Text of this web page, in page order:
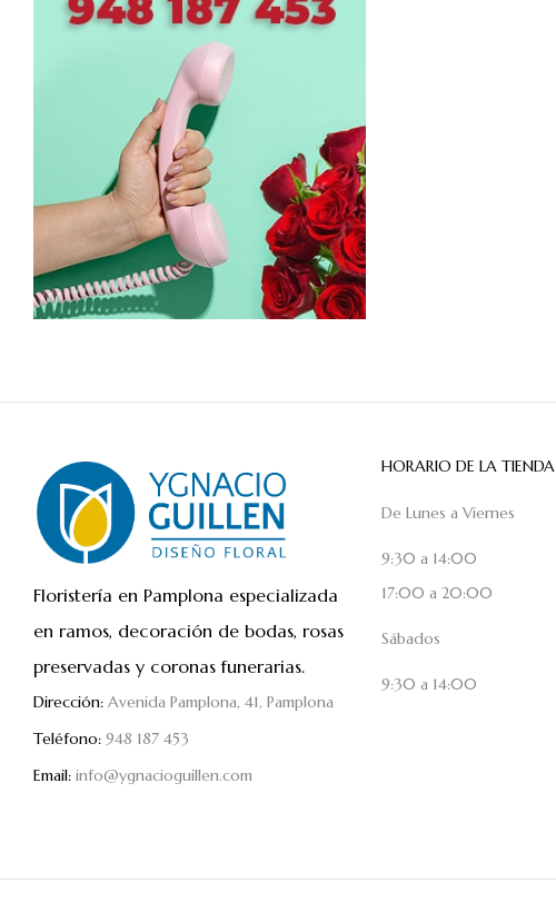
Floristería en Pamplona especializada
en ramos, decoración de bodas, rosas
preservadas y coronas funerarias.
Dirección: Avenida Pamplona, 41, Pamplona
Teléfono: 948 187 453
Email: info@ygnacioguillen.com
HORARIO DE LA TIENDA
De Lunes a Viernes
9:30 a 14:00
17:00 a 20:00
Sábados
9:30 a 14:00